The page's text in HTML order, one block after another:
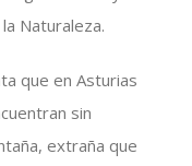
Naturaleza.
que en Asturias
sin
extraña que